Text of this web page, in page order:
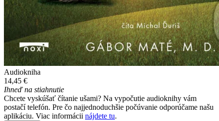
Audiokniha
14,45 €
Ihneď na stiahnutie
Chcete vyskúšať čítanie ušami? Na vypočutie audioknihy vám
postačí telefón. Pre čo najjednoduchšie počúvanie odporúčame našu
aplikáciu. Viac informácii nájdete tu.